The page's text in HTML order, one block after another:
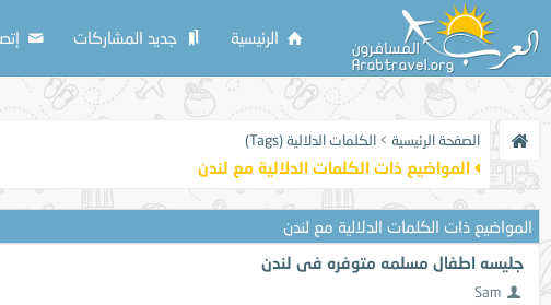
الرئيسية جديد المشاركات
الصفحة الرئيسية > الكلمات الدلالية (Tags)
المواضيع ذات الكلمات الدلالية مع لندن
المواضيع ذات الكلمات الدلالية مع لندن
جليسه اطفال مسلمه متوفره فى لندن
Sam